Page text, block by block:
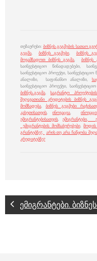
თეზაურუსი: ბიზნეს-გეგმების სათაო
გეგმა
ბიზნეს გეგმები ბიზნეს
მოვამზადოთ ბიზნეს გეგმა
ბიზნეს
საინვესტიციო წინადადებები,
საინვესტიციო პროექტი, საინვესტიციო
ანალიზი, საფინანსო ანალიზი,
საინვესტიციო პროექტი,
ბიზნეს-გეგმა ,საგრანტო
შეღავათიანი კრედიტების ბიზნეს
მომზადება
ბიზნეს გეგმები
კახეთისათვის ,ინოვაცია ,
ემიგრანტებისათვის ,ემიგრანტები,
ემიგრანტების მომსახურებები,მოდის
გრანტებზე?,
არის თუ არა ჩაწყობა
კრედიტებზე?
ემიგრანტები.